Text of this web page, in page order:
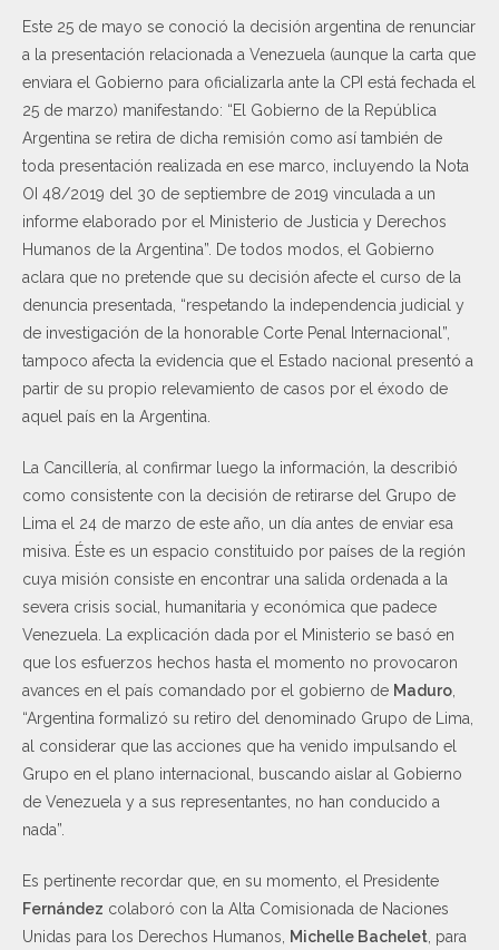
Este 25 de mayo se conoció la decisión argentina de renunciar
a la presentación relacionada a Venezuela (aunque la carta que
enviara el Gobierno para oficializarla ante la CPI está fechada el
25 de marzo) manifestando: “El Gobierno de la República
Argentina se retira de dicha remisión como así también de
toda presentación realizada en ese marco, incluyendo la Nota
OI 48/2019 del 30 de septiembre de 2019 vinculada a un
informe elaborado por el Ministerio de Justicia y Derechos
Humanos de la Argentina”. De todos modos, el Gobierno
aclara que no pretende que su decisión afecte el curso de la
denuncia presentada, “respetando la independencia judicial y
de investigación de la honorable Corte Penal Internacional”,
tampoco afecta la evidencia que el Estado nacional presentó a
partir de su propio relevamiento de casos por el éxodo de
aquel país en la Argentina.
La Cancillería, al confirmar luego la información, la describió
como consistente con la decisión de retirarse del Grupo de
Lima el 24 de marzo de este año, un día antes de enviar esa
misiva. Éste es un espacio constituido por países de la región
cuya misión consiste en encontrar una salida ordenada a la
severa crisis social, humanitaria y económica que padece
Venezuela. La explicación dada por el Ministerio se basó en
que los esfuerzos hechos hasta el momento no provocaron
avances en el país comandado por el gobierno de Maduro
“Argentina formalizó su retiro del denominado Grupo de Lima,
al considerar que las acciones que ha venido impulsando el
Grupo en el plano internacional, buscando aislar al Gobierno
de Venezuela y a sus representantes, no han conducido a
nada”.
Es pertinente recordar que, en su momento, el Presidente
Fernández colaboró con la Alta Comisionada de Naciones
Unidas para los Derechos Humanos,
Michelle Bachelet , para